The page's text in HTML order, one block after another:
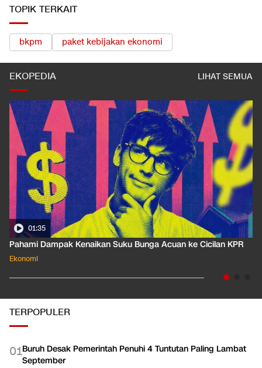
TOPIK TERKAIT
bkpm paket kebijakan ekonomi
EKOPEDIA LIHAT SEMUA
01:35
Pahami Dampak Kenaikan Suku Bunga Acuan ke Cicilan KPR
Ekonomi
TERPOPULER
01Buruh Desak Pemerintah Penuhi 4 Tuntutan Paling Lambat
September